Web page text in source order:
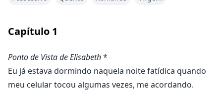
sua matilha. Não acho que ele queira me matar depois
"Não acho que o Rei Alfa precise de mais pessoas para
trabalhar para ele, já temos mãos suficientes," disse o
homem elegante.
Capítulo 1
Ponto de Vista de Elisabeth*
Eu já estava dormindo naquela noite fatídica quando
meu celular tocou algumas vezes, me acordando.